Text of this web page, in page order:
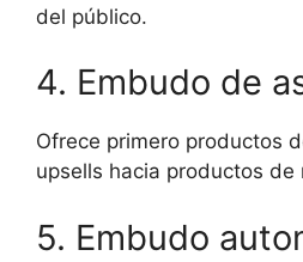
del público.
4. Embudo de
Ofrece primero productos
upsells hacia productos de
5. Embudo